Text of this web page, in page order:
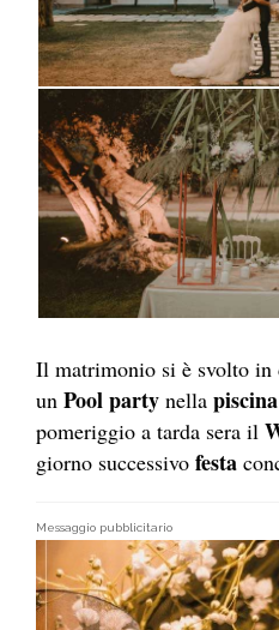
Il matrimonio si è svolto in
un Pool party nella piscina
pomeriggio a tarda sera il
giorno successivo festa
Messaggio pubblicitario